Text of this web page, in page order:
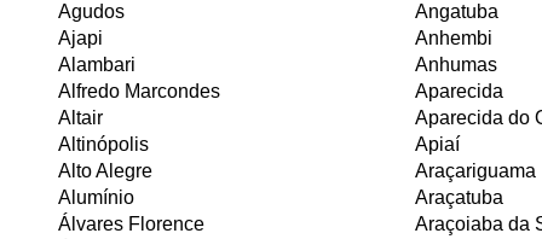
Agudos
Angatuba
Ajapi
Anhembi
Alambari
Anhumas
Alfredo Marcondes
Aparecida
Altair
Aparecida do
Altinópolis
Apiaí
Alto Alegre
Araçariguama
Alumínio
Araçatuba
Álvares Florence
Araçoiaba da